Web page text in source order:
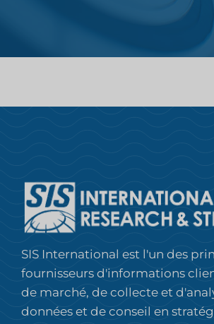
SIS International est l'un des
fournisseurs d'informations
de marché, de collecte et
données et de conseil en